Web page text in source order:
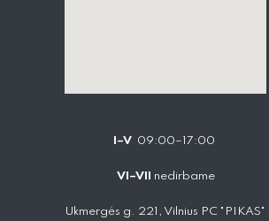
I–V 09:00–17:00
VI–VII nedirbame
Ukmergės g. 221, Vilnius PC "PIKAS"